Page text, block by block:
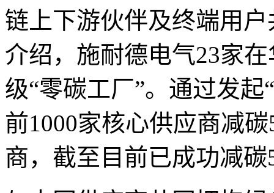
链上下游伙伴及终端用
介绍，施耐德电气23家
级“零碳工厂”。通过发
前1000家核心供应商减
商，截至目前已成功减碳